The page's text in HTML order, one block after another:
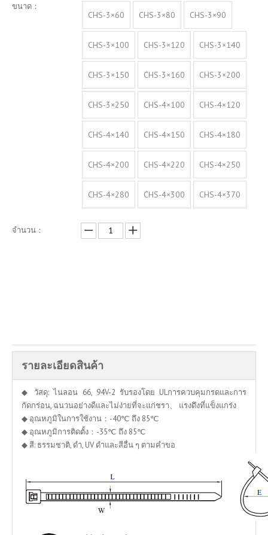
ขนาด：
CHS-3×60 CHS-3×80 CHS-3×90
CHS-3×100 CHS-3×120 CHS-3×140
CHS-3×150 CHS-3×160 CHS-3×200
CHS-3×250 CHS-4×100 CHS-4×120
CHS-4×140 CHS-4×150 CHS-4×180
CHS-4×200 CHS-4×220 CHS-4×250
CHS-4×280 CHS-4×300 CHS-4×370
จำนวน：
รายละเอียดสินค้า
◆ วัสดุ: ไนลอน 66, 94V-2 รับรองโดย ULการควบคุมกรดและการ
กัดกร่อน, ฉนวนอย่างดีและไม่ง่ายที่จะแก่ชรา、 แรงดึงที่แข็งแกร่ง
◆ อุณหภูมิในการใช้งาน：-40℃ ถึง 85℃
◆ อุณหภูมิการติดตั้ง：-35℃ ถึง 85℃
◆ สี: ธรรมชาติ, ดำ, UV ดำและสีอื่น ๆ ตามคำขอ